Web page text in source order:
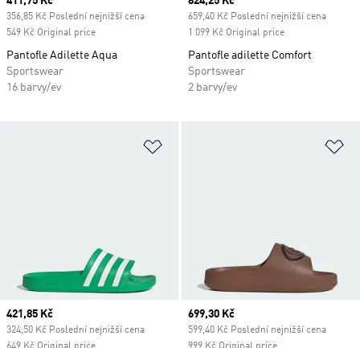
356,85 Kč Poslední nejnižší cena
549 Kč Original price
Pantofle Adilette Aqua
Sportswear
16 barvy/ev
659,40 Kč Poslední nejnižší cena
1 099 Kč Original price
Pantofle adilette Comfort
Sportswear
2 barvy/ev
Current price
421,85 Kč
324,50 Kč Poslední nejnižší cena
Current price
699,30 Kč
599,40 Kč Poslední nejnižší cena